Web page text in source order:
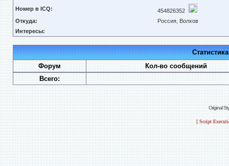
Номер в ICQ:
454826352
Откуда:
Россия, Волхов
Интересы:
Форум
Кол-во сообщений
Всего:
Original
[ Script